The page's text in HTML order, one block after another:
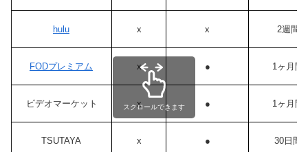
hulu x x 2週間
FODプレミアム x ● 1ヶ月間
ビデオマーケット x ● 1ヶ月間
TSUTAYA x ● 30日間
スクロールできます